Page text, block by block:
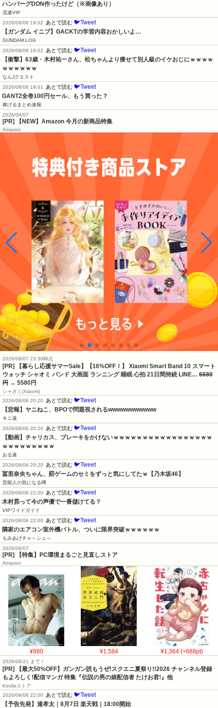
ハンバーグDON作ったけど（※画像あり）
流速VIP
2026/08/06 19:02 あとで読む 🐦Tweet
【ガンダム イニブ】GACKTの学習内容おかしいよ…
GUNDAM.LOG
2026/08/06 19:02 あとで読む 🐦Tweet
【衝撃】63歳・木村祐一さん、松ちゃんより痩せて別人級のイケおじにｗｗｗｗ
ｗｗｗｗｗｗ
なんJクエスト
2026/08/06 19:01 あとで読む 🐦Tweet
GANTZ全巻100円セール、もう買った？
稼げるまとめ速報
2026/08/07
[PR] 【NEW】Amazon 今月の新商品特集
Amazon
2026/08/07 23:30時点
[PR] 【暮らし応援サマーSale】【16%OFF！】 Xiaomi Smart Band 10 スマート
ウォッチ シャオミ バンド 大画面 ランニング 睡眠 心拍 21日間持続 LINE… 6680
円 → 5580円
シャオミ(Xiaomi)
2026/08/06 20:20 あとで読む 🐦Tweet
【悲報】ヤニねこ、BPOで問題視されるwwwwwwwwwww
キニ速
2026/08/06 20:20 あとで読む 🐦Tweet
【動画】チャリカス、ブレーキをかけないｗｗｗｗｗｗｗｗｗｗｗｗｗｗｗｗｗ
ｗｗｗｗｗｗｗｗｗ
おる速
2026/08/06 20:20 あとで読む 🐦Tweet
冨里奈央ちゃん、罰ゲームのセミをずっと気にしてたｗ【乃木坂46】
芸能人の気になる噂
2026/08/06 22:00 あとで読む 🐦Tweet
木村昴って今の声優で一番儲けてる？
VIPワイドガイド
2026/08/06 22:00 あとで読む 🐦Tweet
隣家のエアコン室外機バトル、ついに限界突破ｗｗｗｗｗｗ
もみあげチャ～シュ～
2026/08/07
[PR] 【特集】PC環境まるごと見直しストア
Amazon
¥880 ¥1,584 ¥1,364 (+688pt)
2026/08/21 まで！
[PR] 【最大50%OFF】ガンガン読もうぜ!スクエニ夏祭り!!2026 チャンネル登録
もよろしく!配信マンガ 特集『伝説の男の娘配信者 たけお君!』他
Kindleストア
2026/08/06 22:00
あとで読む 🐦Tweet
【予告先発】達孝太｜8月7日 楽天戦｜18:00開始